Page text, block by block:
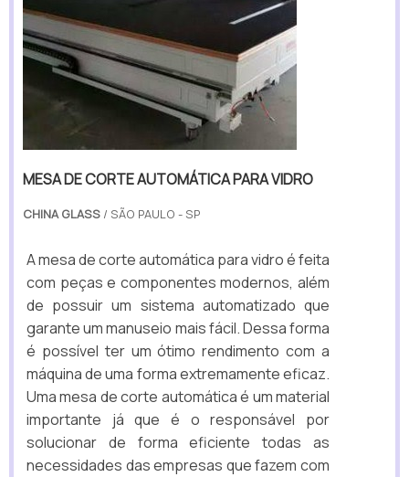
MESA DE CORTE AUTOMÁTICA PARA VIDRO
CHINA GLASS / SÃO PAULO - SP
A mesa de corte automática para vidro é feita
com peças e componentes modernos, além
de possuir um sistema automatizado que
garante um manuseio mais fácil. Dessa forma
é possível ter um ótimo rendimento com a
máquina de uma forma extremamente eficaz.
Uma mesa de corte automática é um material
importante já que é o responsável por
solucionar de forma eficiente todas as
necessidades das empresas que fazem com